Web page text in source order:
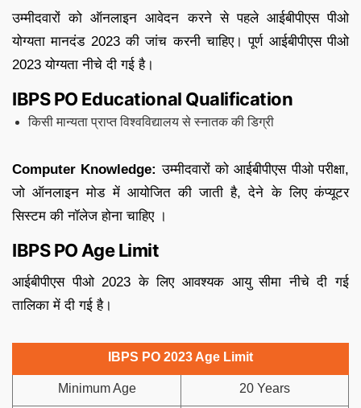
उम्मीदवारों को ऑनलाइन आवेदन करने से पहले आईबीपीएस पीओ
योग्यता मानदंड 2023 की जांच करनी चाहिए। पूर्ण आईबीपीएस पीओ
2023 योग्यता नीचे दी गई है।
IBPS PO Educational Qualification
किसी मान्यता प्राप्त विश्वविद्यालय से स्नातक की डिग्री
Computer Knowledge:उम्मीदवारों को आईबीपीएस पीओ परीक्षा,
जो ऑनलाइन मोड में आयोजित की जाती है, देने के लिए कंप्यूटर
सिस्टम की नॉलेज होना चाहिए ।
IBPS PO Age Limit
आईबीपीएस पीओ 2023 के लिए आवश्यक आयु सीमा नीचे दी गई
तालिका में दी गई है।
IBPS PO 2023 Age Limit
Minimum Age 20 Years